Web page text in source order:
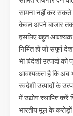
सामना नहीं कर
केवल अपने बाजार तक
इसलिए बहुत आवश्यक
निर्मित हों जो संपूर्ण
भी विदेशी उत्पादों
आवश्यकता है कि अब
स्वदेशी उत्पादों के
में उद्योग स्थापित करें
भारतीय मूल के करोड़ों